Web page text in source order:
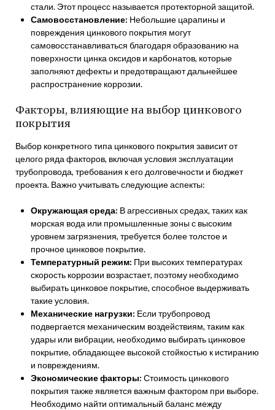
стали. Этот процесс называется протекторной защитой.
Самовосстановление: Небольшие царапины и
повреждения цинкового покрытия могут
самовосстанавливаться благодаря образованию на
поверхности цинка оксидов и карбонатов, которые
заполняют дефекты и предотвращают дальнейшее
распространение коррозии.
Факторы, влияющие на выбор цинкового
покрытия
Выбор конкретного типа цинкового покрытия зависит от
целого ряда факторов, включая условия эксплуатации
трубопровода, требования к его долговечности и бюджет
проекта. Важно учитывать следующие аспекты:
Окружающая среда: В агрессивных средах, таких как
морская вода или промышленные зоны с высоким
уровнем загрязнения, требуется более толстое и
прочное цинковое покрытие.
Температурный режим: При высоких температурах
скорость коррозии возрастает, поэтому необходимо
выбирать цинковое покрытие, способное выдерживать
такие условия.
Механические нагрузки: Если трубопровод
подвергается механическим воздействиям, таким как
удары или вибрации, необходимо выбирать цинковое
покрытие, обладающее высокой стойкостью к истиранию
и повреждениям.
Экономические факторы: Стоимость цинкового
покрытия также является важным фактором при выборе.
Необходимо найти оптимальный баланс между